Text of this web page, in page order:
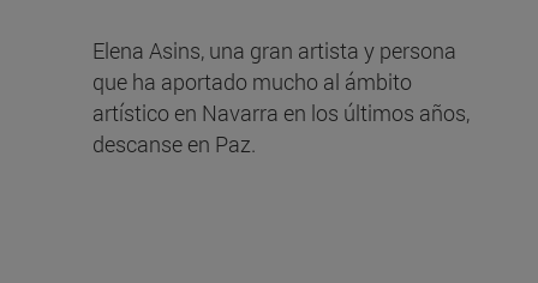
Elena Asins, una gran artista y persona
que ha aportado mucho al ámbito
artístico en Navarra en los últimos años,
descanse en Paz.